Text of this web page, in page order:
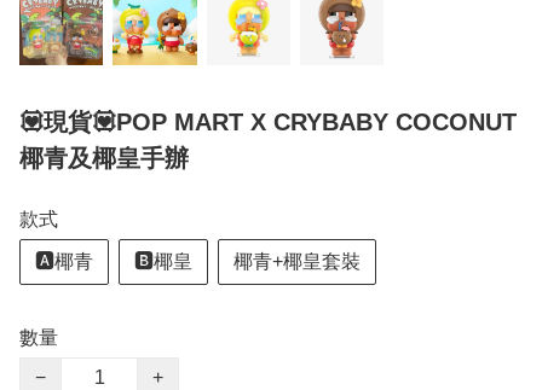
💟現貨💟POP MART X CRYBABY COCONUT
椰青及椰皇手辦
款式
🅰️椰青 🅱️椰皇 椰青+椰皇套裝
數量
−
+